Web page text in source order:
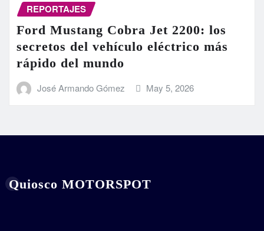
REPORTAJES
Ford Mustang Cobra Jet 2200: los
secretos del vehículo eléctrico más
rápido del mundo
José Armando Gómez May 5, 2026
Quiosco MOTORSPOT